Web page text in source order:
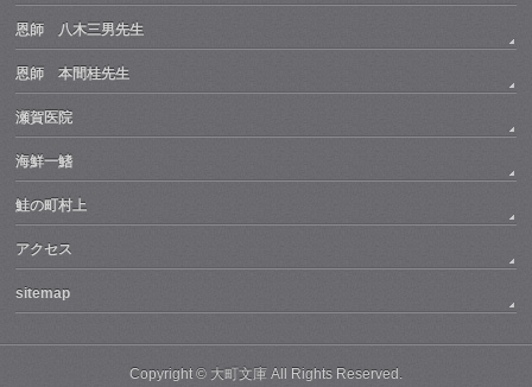
恩師 八木三男先生
恩師 本間桂先生
瀬賀医院
海鮮一鰭
鮭の町村上
アクセス
sitemap
Copyright © 大町文庫All Rights Reserved.